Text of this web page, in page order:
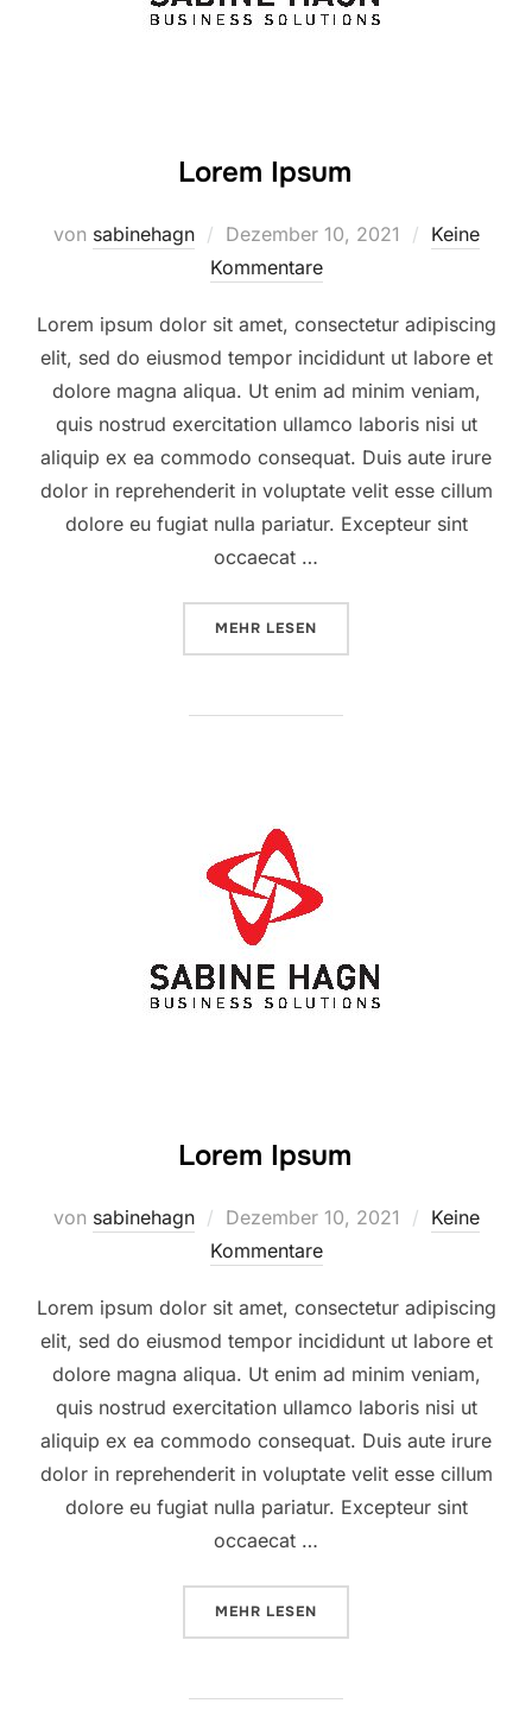
Lorem Ipsum
von sabinehagn
Veröffentlicht
am
Dezember 10, 2021
Keine
Kommentare
Lorem ipsum dolor sit amet, consectetur adipiscing
elit, sed do eiusmod tempor incididunt ut labore et
dolore magna aliqua. Ut enim ad minim veniam,
quis nostrud exercitation ullamco laboris nisi ut
aliquip ex ea commodo consequat. Duis aute irure
dolor in reprehenderit in voluptate velit esse cillum
dolore eu fugiat nulla pariatur. Excepteur sint
occaecat …
MEHR ÜBER „LOREM IPSUM“
LESEN
Lorem Ipsum
von sabinehagn
Veröffentlicht
am
Dezember 10, 2021
Keine
Kommentare
Lorem ipsum dolor sit amet, consectetur adipiscing
elit, sed do eiusmod tempor incididunt ut labore et
dolore magna aliqua. Ut enim ad minim veniam,
quis nostrud exercitation ullamco laboris nisi ut
aliquip ex ea commodo consequat. Duis aute irure
dolor in reprehenderit in voluptate velit esse cillum
dolore eu fugiat nulla pariatur. Excepteur sint
occaecat …
MEHR ÜBER „LOREM IPSUM“
LESEN